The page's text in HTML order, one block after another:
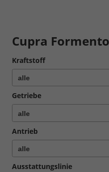
Cupra
Kraftstoff
Getriebe
Antrieb
Ausstattungslinie